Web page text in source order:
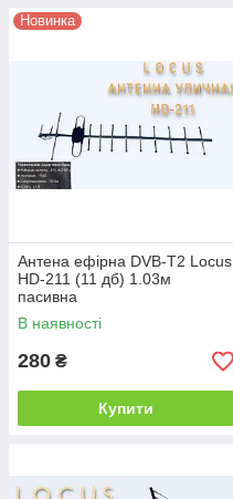
Новинка
Антена ефірна DVB-T2 Locus
HD-211 (11 дб) 1.03м
пасивна
В наявності
280 ₴
Купити